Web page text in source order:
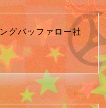
グバッファロー社